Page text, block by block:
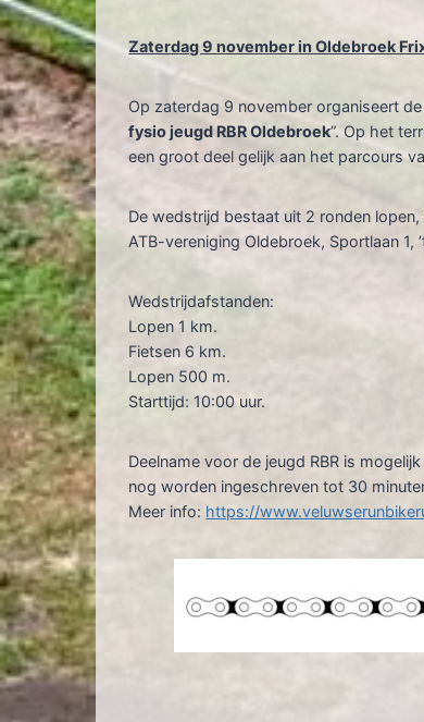
Zaterdag 9 november in Oldebroek
Op zaterdag 9 november organiseert
fysio jeugd RBR Oldebroek”. Op het
een groot deel gelijk aan het parcours
De wedstrijd bestaat uit 2 ronden
ATB-vereniging Oldebroek, Sportlaan 1,
Wedstrijdafstanden:
Lopen 1 km.
Fietsen 6 km.
Lopen 500 m.
Starttijd: 10:00 uur.
Deelname voor de jeugd RBR is
nog worden ingeschreven tot 30
Meer info: https://